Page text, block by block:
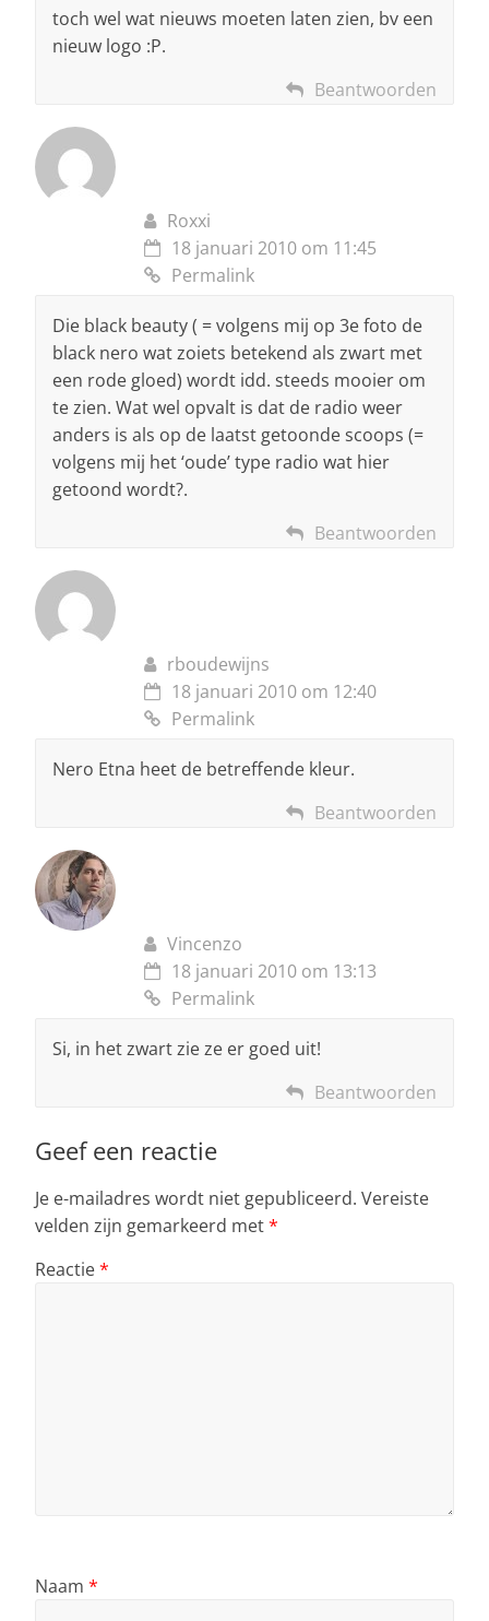
toch wel wat nieuws moeten laten zien, bv een
nieuw logo :P.
Beantwoorden
Roxxi
18 januari 2010 om 11:45
Permalink
Die black beauty ( = volgens mij op 3e foto de
black nero wat zoiets betekend als zwart met
een rode gloed) wordt idd. steeds mooier om
te zien. Wat wel opvalt is dat de radio weer
anders is als op de laatst getoonde scoops (=
volgens mij het ‘oude’ type radio wat hier
getoond wordt?.
Beantwoorden
rboudewijns
18 januari 2010 om 12:40
Permalink
Nero Etna heet de betreffende kleur.
Beantwoorden
Vincenzo
18 januari 2010 om 13:13
Permalink
Si, in het zwart zie ze er goed uit!
Beantwoorden
Geef een reactie
Je e-mailadres wordt niet gepubliceerd. Vereiste
velden zijn gemarkeerd met*
Reactie*
Naam *